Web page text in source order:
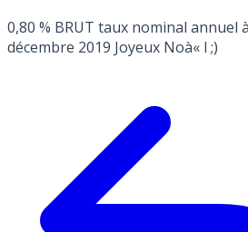
0,80 % BRUT taux nominal annuel
décembre 2019 Joyeux Noà« l ;)